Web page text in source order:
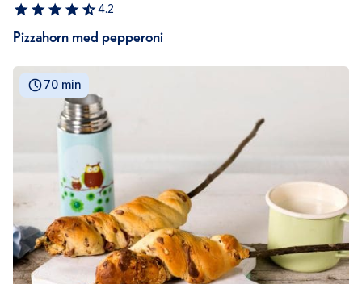
4.2
Pizzahorn med pepperoni
70 min